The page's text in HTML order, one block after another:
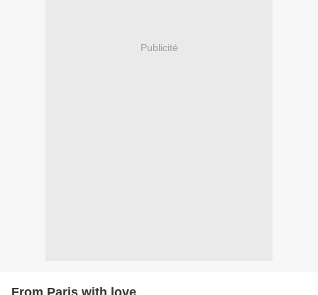
Publicité
From Paris with love